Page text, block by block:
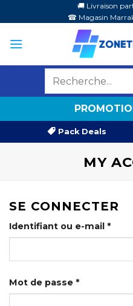
au
contenu
🚚 Livraison
☎ Magasin
Pack Deals
MY
SE CONNECTER
Identifiant ou e-mail *
Mot de passe *Obligatoire